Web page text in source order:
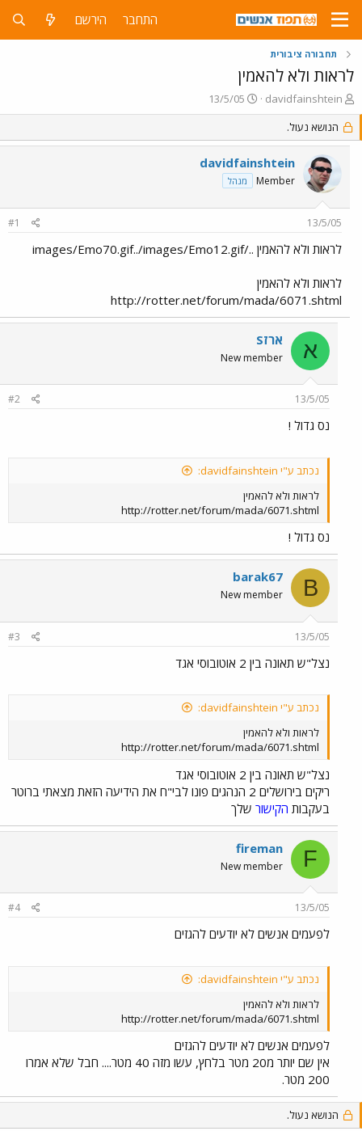
התחבר הירשם
תחבורה ציבורית
לראות ולא להאמין
פ
ו
ת
ח
נ
davidfainshtein
פ
ו
ס
ב
ת
ך
13/5/05
הנושא נעול.
davidfainshtein
Member מנהל
13/5/05
#1
לראות ולא להאמין ../images/Emo70.gif../images/Emo12.gif
לראות ולא להאמין
http://rotter.net/forum/mada/6071.shtml
א ארזS
New member
13/5/05
#2
נס גדול !
נכתב ע"י davidfainshtein:
לראות ולא להאמין
http://rotter.net/forum/mada/6071.shtml
נס גדול !
B
barak67
New member
13/5/05
#3
נצל"ש תאונה בין 2 אוטובוסי אגד
נכתב ע"י davidfainshtein:
לראות ולא להאמין
http://rotter.net/forum/mada/6071.shtml
נצל"ש תאונה בין 2 אוטובוסי אגד
ריקים בירושלים 2 הנהגים פונו לבי"ח את הידיעה הזאת מצאתי ברוטר
בעקבות הקישור שלך
F
fireman
New member
13/5/05
#4
לפעמים אנשים לא יודעים להגזים
נכתב ע"י davidfainshtein:
לראות ולא להאמין
http://rotter.net/forum/mada/6071.shtml
לפעמים אנשים לא יודעים להגזים
אין שם יותר מ20 מטר בלחץ, עשו מזה 40 מטר.... חבל שלא אמרו
200 מטר.
הנושא נעול.